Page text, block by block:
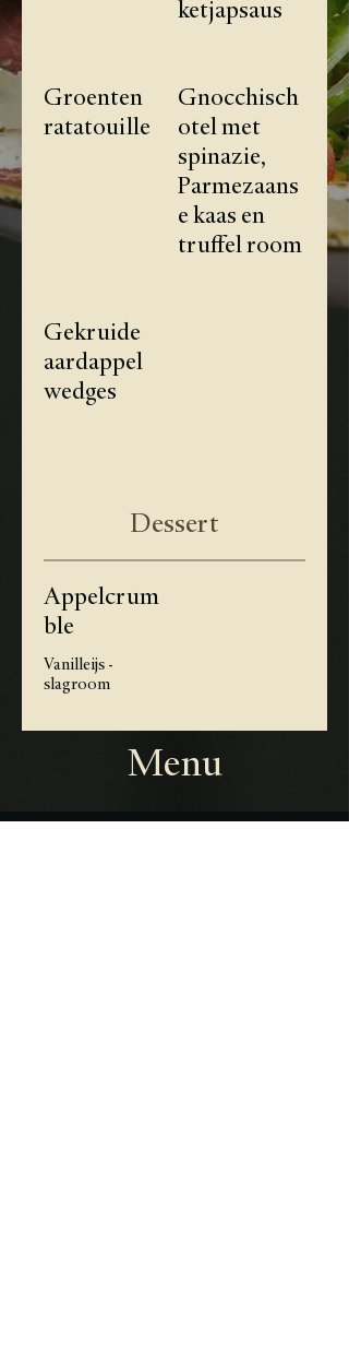
ketjapsaus
Groenten
ratatouille
Gnocchisch
otel met
spinazie,
Parmezaans
e kaas en
truffel room
Gekruide
aardappel
wedges
Dessert
Appelcrum
ble
Vanilleijs -
slagroom
Menu